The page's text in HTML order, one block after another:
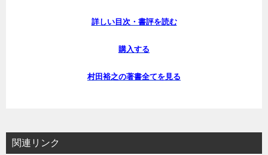
詳しい目次・書評を読む
購入する
村田裕之の著書全てを見る
関連リンク